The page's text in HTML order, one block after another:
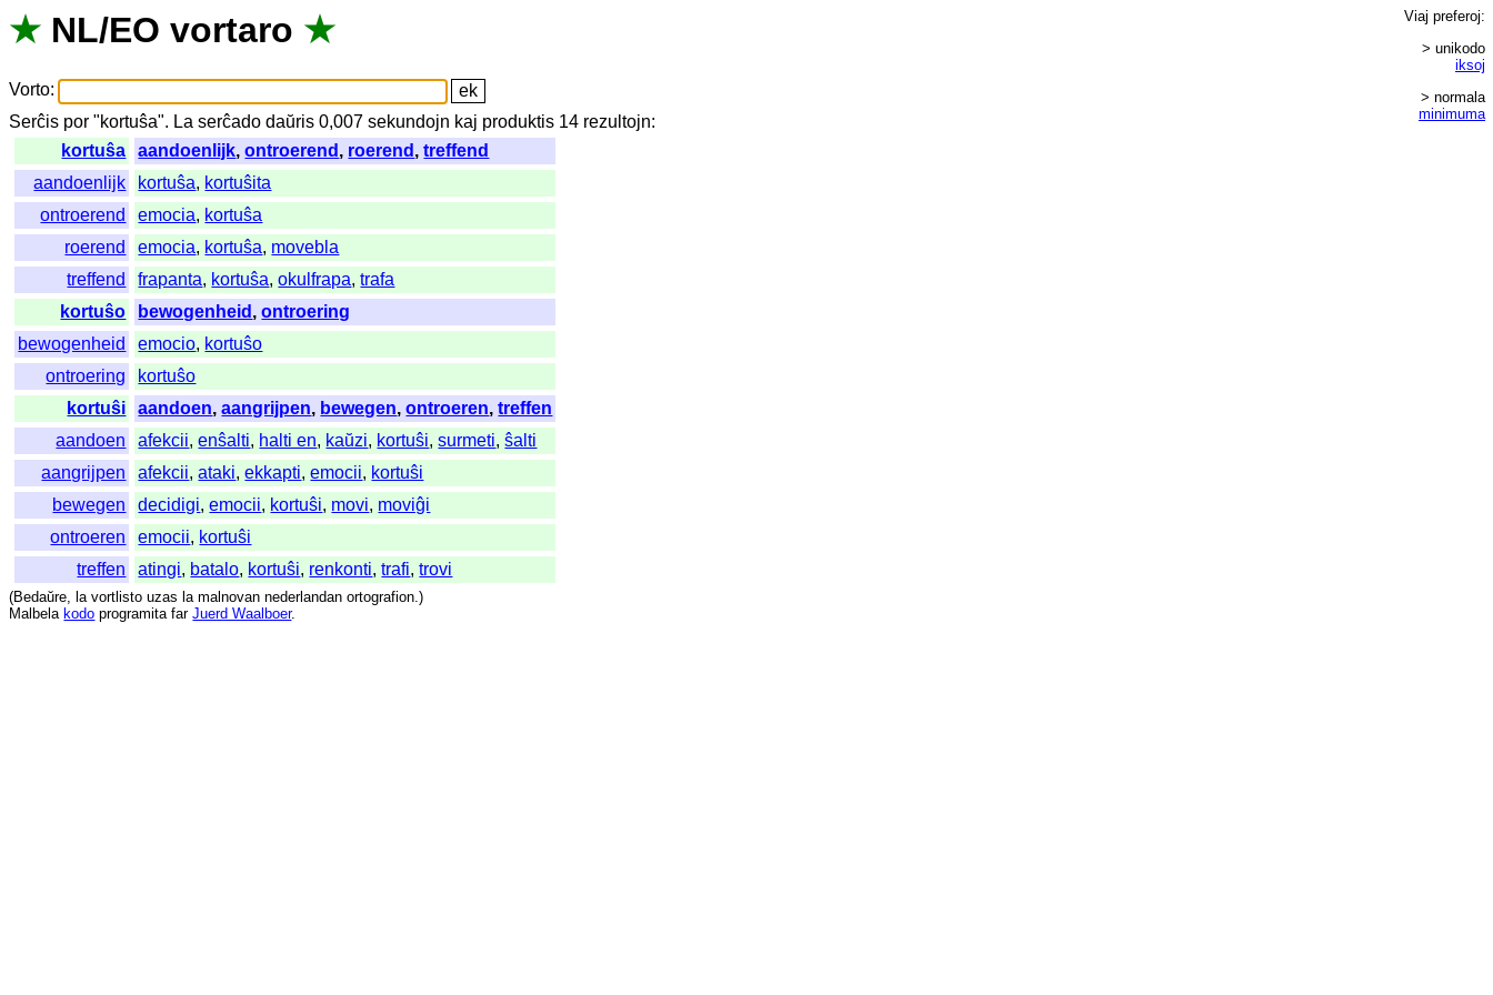
★ NL/EO vortaro ★
Vorto:
Serĉis por "kortuŝa". La serĉado daŭris 0,007sekundojn kaj produktis 14 rezultojn:
kortuŝa
aandoenlijk,ontroerend , roerend ,treffend
aandoenlijk
kortuŝa, kortuŝita
ontroerend
emocia, kortuŝa
roerend
emocia, kortuŝa, movebla
treffend
frapanta, kortuŝa,okulfrapa,trafa
kortuŝo
bewogenheid ,ontroering
bewogenheid
emocio, kortuŝo
ontroering
kortuŝo
kortuŝi
aandoen,aangrijpen, bewegen,ontroeren,treffen
aandoen
afekcii,enŝalti, halti en, kaŭzi, kortuŝi,surmeti,ŝalti
aangrijpen
afekcii,ataki,ekkapti,emocii, kortuŝi
bewegen
decidigi,emocii, kortuŝi, movi, moviĝi
ontroeren
emocii, kortuŝi
treffen
atingi, batalo, kortuŝi, renkonti,trafi,trovi
Viaj preferoj:
> unikodo
iksoj
> normala
minimuma
(Bedaŭre, la vortlisto uzas la malnovan nederlandan ortografion.)
Malbela kodo programita far Juerd Waalboer.